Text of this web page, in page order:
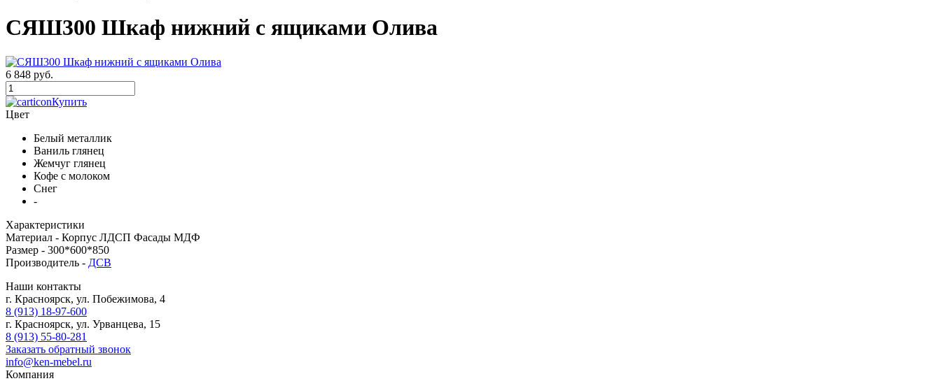
СЯШ300 Шкаф нижний с ящиками Олива
6 848 руб.
Купить
Цвет
Белый металлик
Ваниль глянец
Жемчуг глянец
Кофе с молоком
Снег
-
Характеристики
Материал - Корпус ЛДСП Фасады МДФ
Размер - 300*600*850
Производитель - ДСВ
Наши контакты
г. Красноярск, ул. Побежимова, 4
8 (913) 18-97-600
г. Красноярск, ул. Урванцева, 15
8 (913) 55-80-281
Заказать обратный звонок
info@ken-mebel.ru
Компания